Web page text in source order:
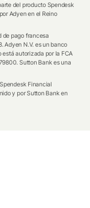
del producto Spendesk
Adyen en el Reino
de pago francesa
Adyen N.V. es un banco
está autorizada por la FCA
Sutton Bank es una
Financial
y por Sutton Bank en